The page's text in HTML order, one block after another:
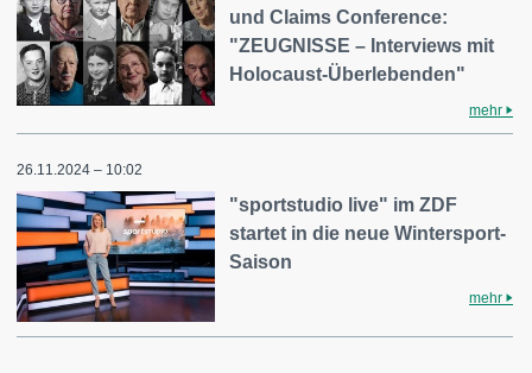
und Claims Conference:
"ZEUGNISSE – Interviews mit
Holocaust-Überlebenden"
mehr
26.11.2024 – 10:02
"sportstudio live" im ZDF
startet in die neue Wintersport-
Saison
mehr